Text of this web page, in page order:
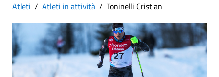
Atleti
Atleti in attività Toninelli Cristian